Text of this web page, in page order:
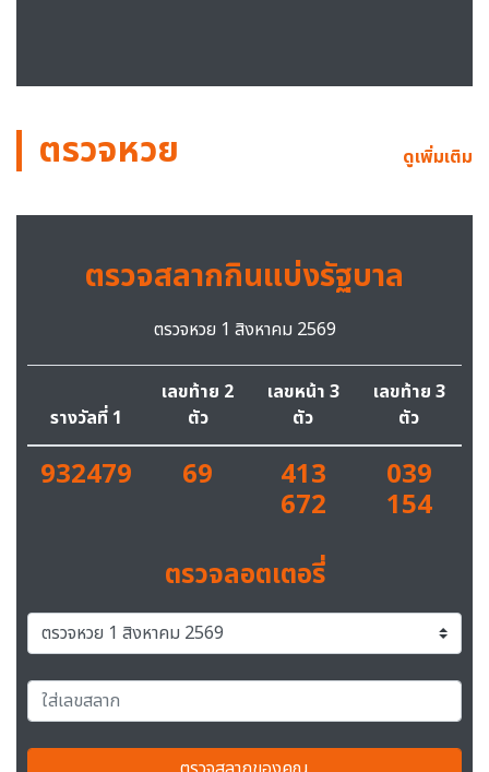
ตรวจหวย ดูเพิ่มเติม
ตรวจสลากกินแบ่งรัฐบาล
ตรวจหวย 1 สิงหาคม 2569
รางวัลที่ 1
เลขท้าย 2
ตัว
เลขหน้า 3
ตัว
เลขท้าย 3
ตัว
932479 69 413
672
039
154
ตรวจลอตเตอรี่